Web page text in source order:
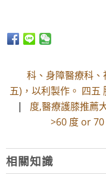
科、身障醫療科
五)，以利製作。 四五
| 度,醫療護膝推薦
>60 度 or
相關知識